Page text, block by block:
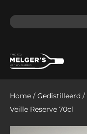
Home / Gedistilleerd /
Veille Reserve 70cl